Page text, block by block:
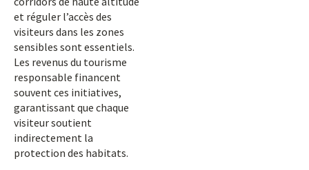
et réguler l’accès des
visiteurs dans les zones
sensibles sont essentiels.
Les revenus du tourisme
responsable financent
souvent ces initiatives,
garantissant que chaque
visiteur soutient
indirectement la
protection des habitats.